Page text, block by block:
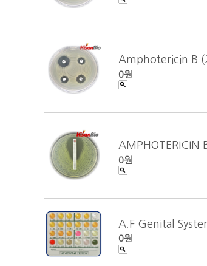
Amphotericin B
0원
0원
A.F Genital
0원